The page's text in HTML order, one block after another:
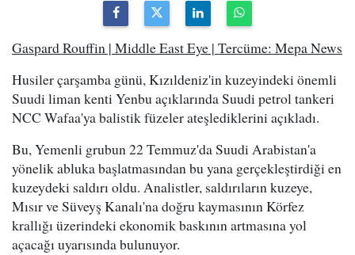
Gaspard Rouffin | Middle East Eye | Tercüme: Mepa News
Husiler çarşamba günü, Kızıldeniz'in kuzeyindeki önemli
Suudi liman kenti Yenbu açıklarında Suudi petrol tankeri
NCC Wafaa'ya balistik füzeler ateşlediklerini açıkladı.
Bu, Yemenli grubun 22 Temmuz'da Suudi Arabistan'a
yönelik abluka başlatmasından bu yana gerçekleştirdiği en
kuzeydeki saldırı oldu. Analistler, saldırıların kuzeye,
Mısır ve Süveyş Kanalı'na doğru kaymasının Körfez
krallığı üzerindeki ekonomik baskının artmasına yol
açacağı uyarısında bulunuyor.